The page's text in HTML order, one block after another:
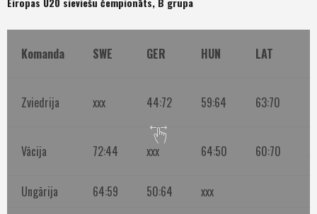
Komanda SWE GER HUN LAT
Zviedrija xxx 44:72 59:64 63:70
Vācija 72:44 xxx 64:50 60:70
Ungārija
64:59 50:64
xxx